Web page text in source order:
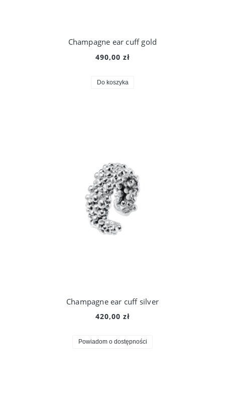
Champagne ear cuff gold
490,00 zł
Do koszyka
Champagne ear cuff silver
420,00 zł
Powiadom o dostępności